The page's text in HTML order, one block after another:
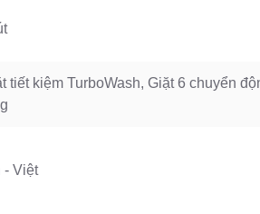
tiết kiệm TurboWash, Giặt 6 chuyển
- Việt